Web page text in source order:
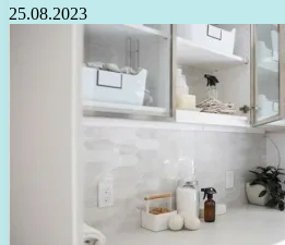
25.08.2023